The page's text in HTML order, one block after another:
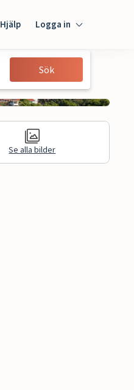
Hjälp Logga in
Gäst
Sök
Se alla bilder